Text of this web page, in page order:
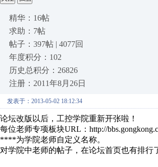
精华：16帖
求助：7帖
帖子：397帖 | 4077回
年度积分：102
历史总积分：26826
注册：2011年8月26日
发表于：2013-05-02 18:12:34
论坛改版以后，工控学院重新开张啦！
每位老师专项板块URL：http://
****为学院老师自定义名称。
对学院中老师的帖子，在论坛首页也有排行